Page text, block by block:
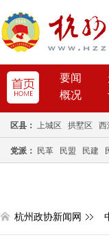
要闻
概况
区县： 上城区 拱墅区 西
党派： 民革 民盟 民建
杭州政协新闻网